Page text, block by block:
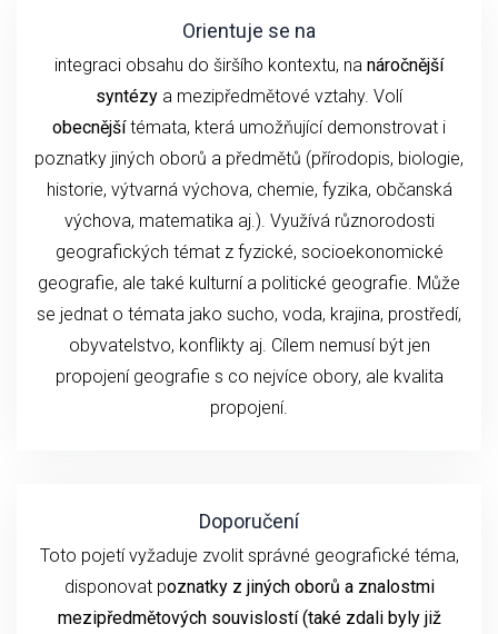
Orientuje se na
integraci obsahu do širšího kontextu, na náročnější
syntézy a mezipředmětové vztahy. Volí
obecnějšítémata, která umožňující demonstrovat i
poznatky jiných oborů a předmětů (přírodopis, biologie,
historie, výtvarná výchova, chemie, fyzika, občanská
výchova, matematika aj.). Využívá různorodosti
geografických témat z fyzické, socioekonomické
geografie, ale také kulturní a politické geografie. Může
se jednat o témata jako sucho, voda, krajina, prostředí,
obyvatelstvo, konflikty aj. Cílem nemusí být jen
propojení geografie s co nejvíce obory, ale kvalita
propojení.
Doporučení
Toto pojetí vyžaduje zvolit správné geografické téma,
disponovat poznatky z jiných oborů a znalostmi
mezipředmětových souvislostí (také zdali byly již